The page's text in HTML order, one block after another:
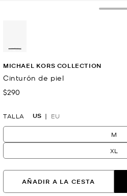
MICHAEL KORS COLLECTION
Cinturón de piel
Ahora
$290
TALLA US EU
M
XL
AÑADIR A LA CESTA